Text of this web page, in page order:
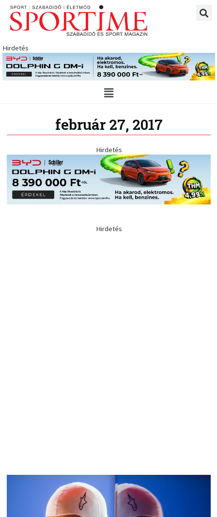
Skip
content
Hirdetés
Main
Menu
február 27, 2017
Hirdetés
Hirdetés